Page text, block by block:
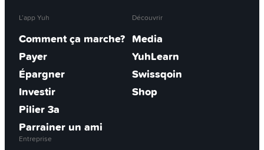
L’app Yuh
Comment ça marche?
Payer
Épargner
Investir
Pilier 3a
Parrainer un ami
Découvrir
Media
YuhLearn
Swissqoin
Shop
Entreprise